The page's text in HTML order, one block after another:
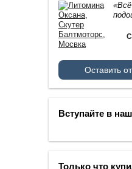
Оставить
Вступайте в
Только что